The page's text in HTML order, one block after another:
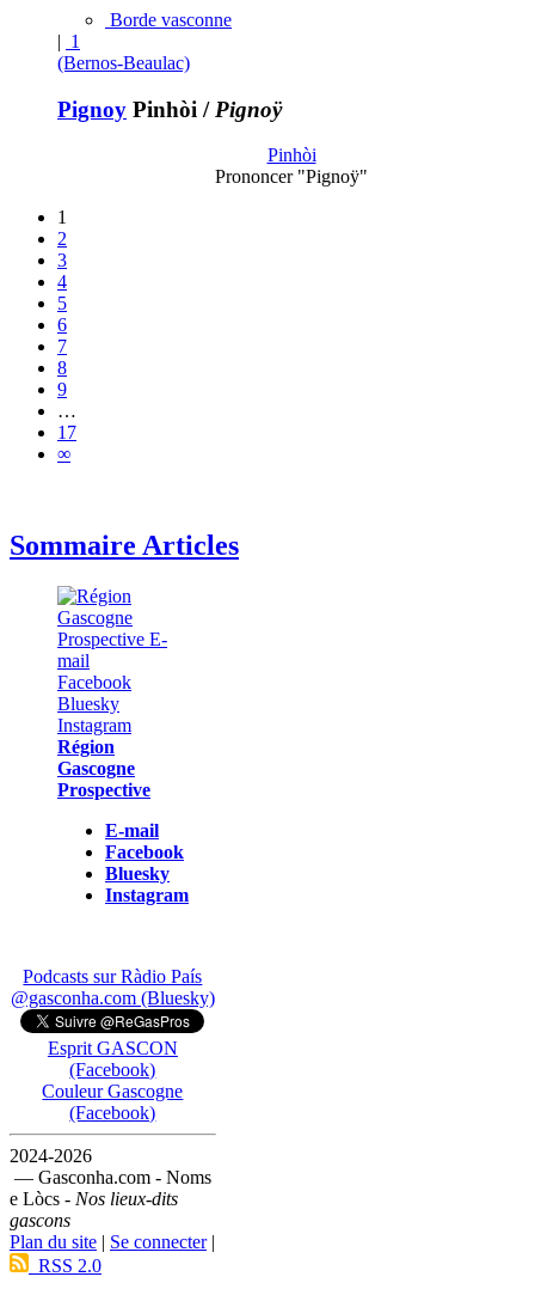
Borde vasconne
| 1
(Bernos-Beaulac)
Pignoy Pinhòi / Pignoÿ
Pinhòi
Prononcer "Pignoÿ"
1
2
3
4
5
6
7
8
9
…
17
∞
Sommaire Articles
Région
Gascogne
Prospective
E-mail
Facebook
Bluesky
Instagram
Podcasts sur Ràdio País
@gasconha.com (Bluesky)
Esprit GASCON
(Facebook)
Couleur Gascogne
(Facebook)
2024-2026
— Gasconha.com - Noms
e Lòcs - Nos lieux-dits
gascons
Plan du site | Se connecter|
RSS 2.0